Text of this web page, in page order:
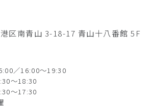
区南青山 3-18-17 青山十八番館 5F
／16:00～19:30
～18:30
～17:30